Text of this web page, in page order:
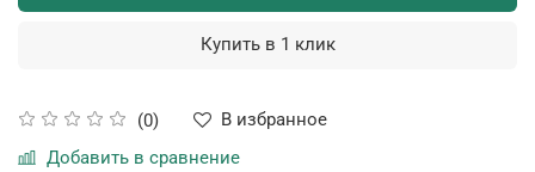
(0)
В избранное
Добавить в сравнение
Купить в 1 клик